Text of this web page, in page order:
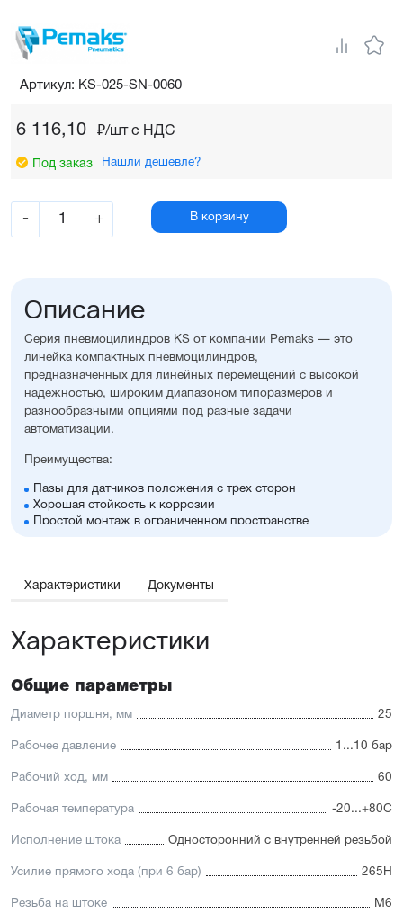
6 116,10 ₽/шт c НДС
Под заказ Нашли дешевле?
- + В корзину
Артикул: KS-025-SN-0060
Описание
Серия пневмоцилиндров KS от компании Pemaks — это
линейка компактных пневмоцилиндров,
предназначенных для линейных перемещений с высокой
надежностью, широким диапазоном типоразмеров и
разнообразными опциями под разные задачи
автоматизации.
Преимущества:
Пазы для датчиков положения с трех сторон
Хорошая стойкость к коррозии
Простой монтаж в ограниченном пространстве
Упругие элементы демпфирования
Уплотнение — полиуретан (PU) с возможностью
замены на уплотнения с расширенным температурным
Характеристики Документы
Характеристики
Общие параметры
Диаметр поршня, мм 25
Рабочее давление 1...10 бар
Рабочий ход, мм 60
Рабочая температура -20...+80С
Исполнение штока Односторонний с внутренней резьбой
Усилие прямого хода (при 6 бар) 265Н
Резьба на штоке М6